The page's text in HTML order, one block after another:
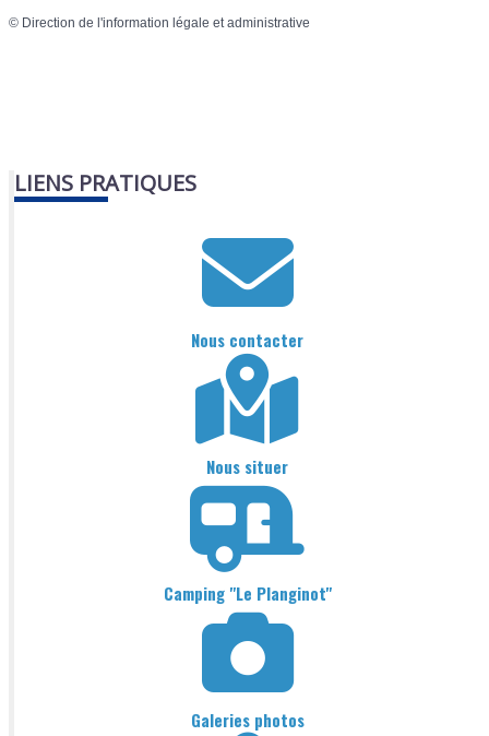
© Direction de l'information légale et administrative
LIENS PRATIQUES
Nous contacter
Nous situer
Camping "Le Planginot"
Galeries photos